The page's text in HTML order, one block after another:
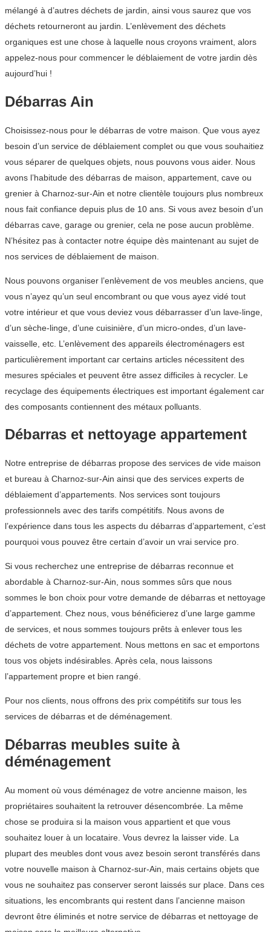
mélangé à d’autres déchets de jardin, ainsi vous saurez que vos
déchets retourneront au jardin. L’enlèvement des déchets
organiques est une chose à laquelle nous croyons vraiment, alors
appelez-nous pour commencer le déblaiement de votre jardin dès
aujourd’hui !
Débarras Ain
Choisissez-nous pour le débarras de votre maison. Que vous ayez
besoin d’un service de déblaiement complet ou que vous souhaitiez
vous séparer de quelques objets, nous pouvons vous aider. Nous
avons l’habitude des débarras de maison, appartement, cave ou
grenier à Charnoz-sur-Ain et notre clientèle toujours plus nombreux
nous fait confiance depuis plus de 10 ans. Si vous avez besoin d’un
débarras cave, garage ou grenier, cela ne pose aucun problème.
N’hésitez pas à contacter notre équipe dès maintenant au sujet de
nos services de déblaiement de maison.
Nous pouvons organiser l’enlèvement de vos meubles anciens, que
vous n’ayez qu’un seul encombrant ou que vous ayez vidé tout
votre intérieur et que vous deviez vous débarrasser d’un lave-linge,
d’un sèche-linge, d’une cuisinière, d’un micro-ondes, d’un lave-
vaisselle, etc. L’enlèvement des appareils électroménagers est
particulièrement important car certains articles nécessitent des
mesures spéciales et peuvent être assez difficiles à recycler. Le
recyclage des équipements électriques est important également car
des composants contiennent des métaux polluants.
Débarras et nettoyage appartement
Notre entreprise de débarras propose des services de vide maison
et bureau à Charnoz-sur-Ain ainsi que des services experts de
déblaiement d’appartements. Nos services sont toujours
professionnels avec des tarifs compétitifs. Nous avons de
l’expérience dans tous les aspects du débarras d’appartement, c’est
pourquoi vous pouvez être certain d’avoir un vrai service pro.
Si vous recherchez une entreprise de débarras reconnue et
abordable à Charnoz-sur-Ain, nous sommes sûrs que nous
sommes le bon choix pour votre demande de débarras et nettoyage
d’appartement. Chez nous, vous bénéficierez d’une large gamme
de services, et nous sommes toujours prêts à enlever tous les
déchets de votre appartement. Nous mettons en sac et emportons
tous vos objets indésirables. Après cela, nous laissons
l’appartement propre et bien rangé.
Pour nos clients, nous offrons des prix compétitifs sur tous les
services de débarras et de déménagement.
Débarras meubles suite à
déménagement
Au moment où vous déménagez de votre ancienne maison, les
propriétaires souhaitent la retrouver désencombrée. La même
chose se produira si la maison vous appartient et que vous
souhaitez louer à un locataire. Vous devrez la laisser vide. La
plupart des meubles dont vous avez besoin seront transférés dans
votre nouvelle maison à Charnoz-sur-Ain, mais certains objets que
vous ne souhaitez pas conserver seront laissés sur place. Dans ces
situations, les encombrants qui restent dans l’ancienne maison
devront être éliminés et notre service de débarras et nettoyage de